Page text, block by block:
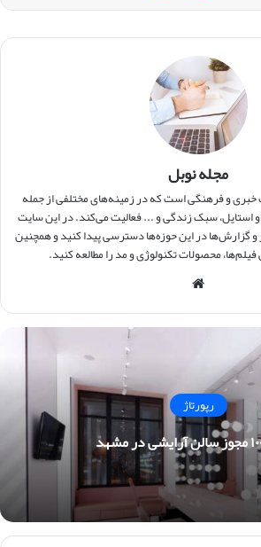
مجله نوبل
و فرهنگی است که در زمینه‌های مختلفی از جمله
و استایل، سبک زندگی و ... فعالیت می‌کند. در این سایت
و گزارش‌ها در این حوزه‌ها دسترسی پیدا کنید و همچنین
محصولات تکنولوژی و مد را مطالعه کنید.
رپورتاژ